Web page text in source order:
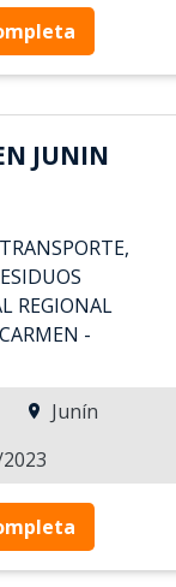
JUNIN
REGIONAL
-
Junín